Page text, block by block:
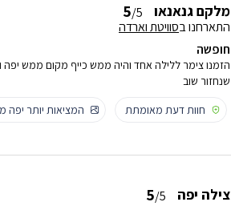
מלקם גנאנאו 5/5
התארחנו בסוויטת וארדה
חופשה
הזמנו צימר ללילה אחד והיה ממש כייף מקום ממש יפה
שנחזור שוב
חוות דעת מאומתת
המציאות יותר יפה
צילה יפה 5/5